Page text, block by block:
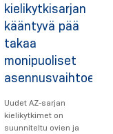
kielikytkisarjan
kääntyvä pää
takaa
monipuoliset
Uudet AZ-sarjan
kielikytkimet on
suunniteltu ovien ja